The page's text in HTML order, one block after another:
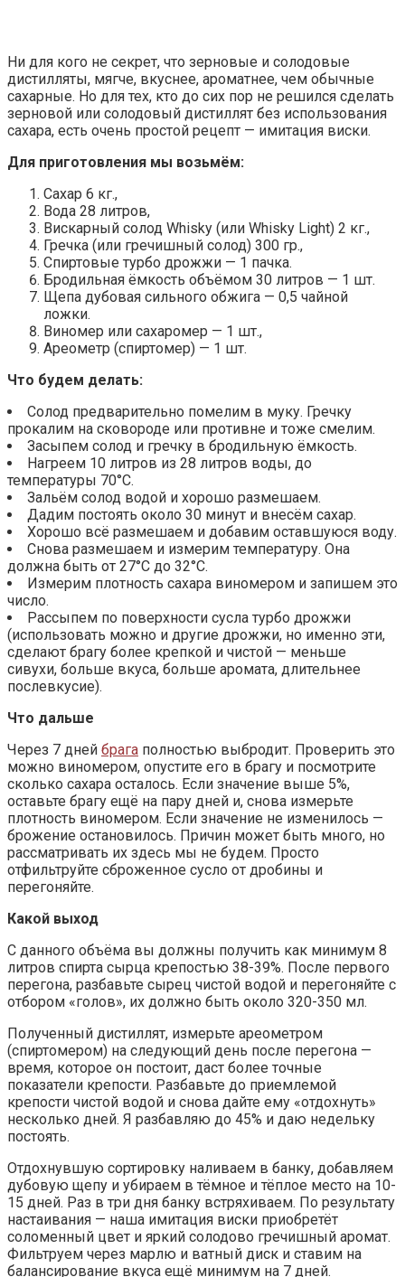
Ни для кого не секрет, что зерновые и солодовые
дистилляты, мягче, вкуснее, ароматнее, чем обычные
сахарные. Но для тех, кто до сих пор не решился сделать
зерновой или солодовый дистиллят без использования
сахара, есть очень простой рецепт — имитация виски.
Для приготовления мы возьмём:
Сахар 6 кг.,
Вода 28 литров,
Вискарный солод Whisky (или Whisky Light) 2 кг.,
Гречка (или гречишный солод) 300 гр.,
Спиртовые турбо дрожжи — 1 пачка.
Бродильная ёмкость объёмом 30 литров — 1 шт.
Щепа дубовая сильного обжига — 0,5 чайной
ложки.
Виномер или сахаромер — 1 шт.,
Ареометр (спиртомер) — 1 шт.
Что будем делать:
Солод предварительно помелим в муку. Гречку
прокалим на сковороде или противне и тоже смелим.
Засыпем солод и гречку в бродильную ёмкость.
Нагреем 10 литров из 28 литров воды, до
температуры 70°С.
Зальём солод водой и хорошо размешаем.
Дадим постоять около 30 минут и внесём сахар.
Хорошо всё размешаем и добавим оставшуюся воду.
Снова размешаем и измерим температуру. Она
должна быть от 27°С до 32°С.
Измерим плотность сахара виномером и запишем это
число.
Рассыпем по поверхности сусла турбо дрожжи
(использовать можно и другие дрожжи, но именно эти,
сделают брагу более крепкой и чистой — меньше
сивухи, больше вкуса, больше аромата, длительнее
послевкусие).
Что дальше
Через 7 дней брага полностью выбродит. Проверить это
можно виномером, опустите его в брагу и посмотрите
сколько сахара осталось. Если значение выше 5%,
оставьте брагу ещё на пару дней и, снова измерьте
плотность виномером. Если значение не изменилось —
брожение остановилось. Причин может быть много, но
рассматривать их здесь мы не будем. Просто
отфильтруйте сброженное сусло от дробины и
перегоняйте.
Какой выход
С данного объёма вы должны получить как минимум 8
литров спирта сырца крепостью 38-39%. После первого
перегона, разбавьте сырец чистой водой и перегоняйте с
отбором «голов», их должно быть около 320-350 мл.
Полученный дистиллят, измерьте ареометром
(спиртомером) на следующий день после перегона —
время, которое он постоит, даст более точные
показатели крепости. Разбавьте до приемлемой
крепости чистой водой и снова дайте ему «отдохнуть»
несколько дней. Я разбавляю до 45% и даю недельку
постоять.
Отдохнувшую сортировку наливаем в банку, добавляем
дубовую щепу и убираем в тёмное и тёплое место на 10-
15 дней. Раз в три дня банку встряхиваем. По результату
настаивания — наша имитация виски приобретёт
соломенный цвет и яркий солодово гречишный аромат.
Фильтруем через марлю и ватный диск и ставим на
балансирование вкуса ещё минимум на 7 дней.